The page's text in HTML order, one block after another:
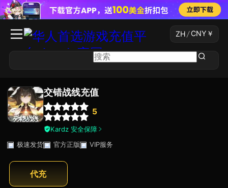
ZH/ CNY ￥
交错战线充值
5
Kardz 安全保障
极速发货
官方正版 VIP服务
代充